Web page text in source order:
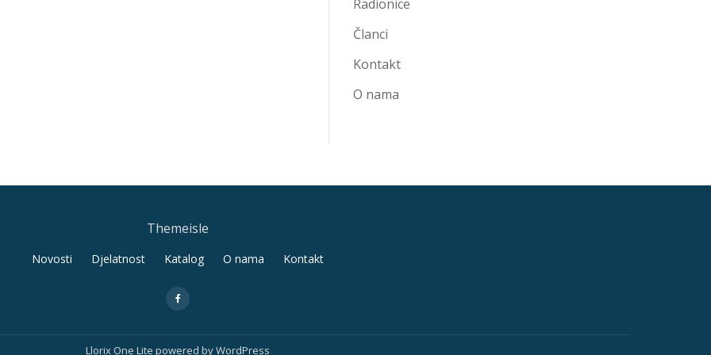
Radionice
Članci
Kontakt
O nama
Themeisle
Novosti Djelatnost Katalog O nama Kontakt
fa-
Llorix One Lite powered byWordPress